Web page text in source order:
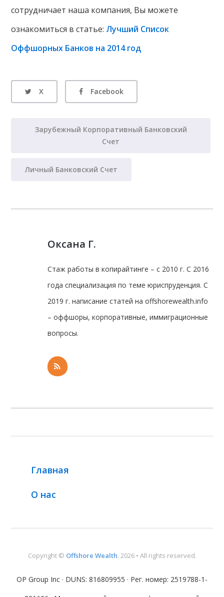
сотрудничает наша компания, Вы можете
ознакомиться в статье: Лучший Список
Оффшорных Банков на 2014 год
X Facebook
Зарубежный Корпоративный Банковский
Счет
Личный Банковский Счет
Оксана Г.
Стаж работы в копирайтинге – с 2010 г. С 2016
года специализация по теме юриспруденция. С
2019 г. написание статей на offshorewealth.info
– оффшоры, корпоративные, иммиграционные
вопросы.
Главная
О нас
Copyright © Offshore Wealth. 2026 • All rights reserved.
OP Group Inc · DUNS: 816809955 · Рег. номер: 2519788-1-